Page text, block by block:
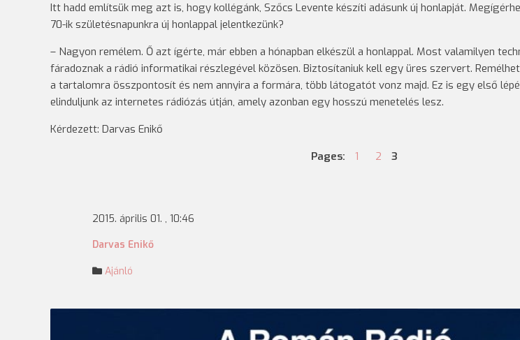
Itt hadd említsük meg azt is, hogy kollégánk, Szőcs Levente készíti adásunk új honlapját.
70-ik születésnapunkra új honlappal jelentkezünk?
– Nagyon remélem. Ő azt ígérte, már ebben a hónapban elkészül a honlappal. Most valamilyen
fáradoznak a rádió informatikai részlegével közösen. Biztosítaniuk kell egy üres szervert.
a tartalomra összpontosít és nem annyira a formára, több látogatót vonz majd. Ez is egy első
elinduljunk az internetes rádiózás útján, amely azonban egy hosszú menetelés lesz.
Kérdezett: Darvas Enikő
Pages:
1 2 3
2015. április 01. , 10:46
Darvas Enikő
Ajánló